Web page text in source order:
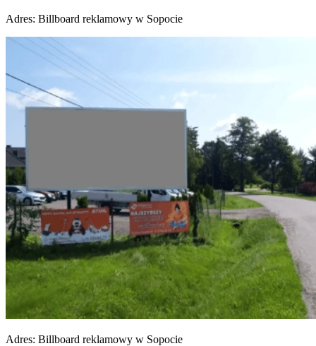
Adres: Billboard reklamowy w Sopocie
Adres: Billboard reklamowy w Sopocie